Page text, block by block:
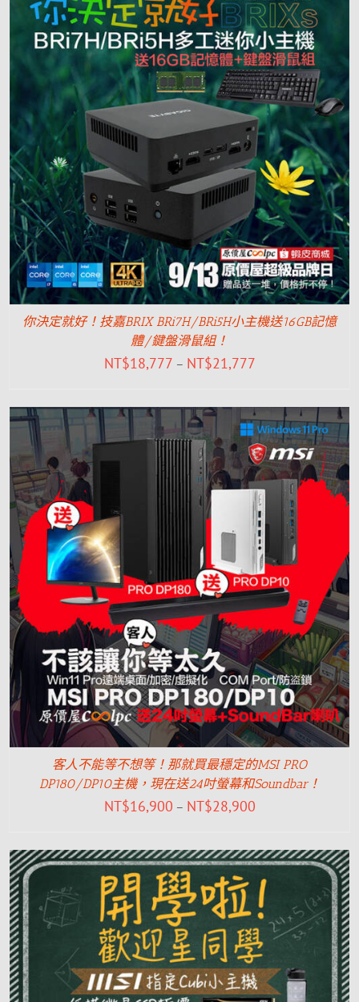
你決定就好！技嘉BRIX BRi7H/BRi5H小主機送16GB記憶
體/鍵盤滑鼠組！
NT$18,777 – NT$21,777
客人不能等不想等！那就買最穩定的MSI PRO
DP180/DP10主機，現在送24吋螢幕和Soundbar！
NT$16,900 – NT$28,900